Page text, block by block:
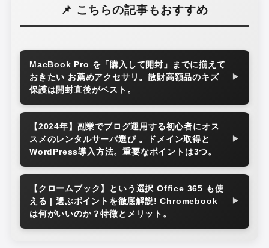
📌 こちらの記事もおすすめ
MacBook Pro を「購入して開封」までに揃えて
おきたい お薦めアクセサリ。散財高額品のキズ
保護は開封直後がベスト。
▶
【2024年】副業でブログ運用する初心者にオス
スメのレンタルサーバ選び 。ドメイン取得と
WordPress導入方法。重要なポイントは3つ。
▶
【クロームブック】という選択 Office 365 も使
える | 選ぶポイントを徹底解説! Chromebook
は何がいいのか？特徴とメリット。
▶